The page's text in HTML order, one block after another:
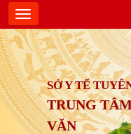
SỞ Y TẾ
TRUNG
VĂN